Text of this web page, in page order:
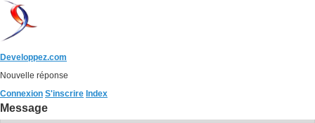
Developpez.com
Nouvelle réponse
Connexion S'inscrire Index
Message